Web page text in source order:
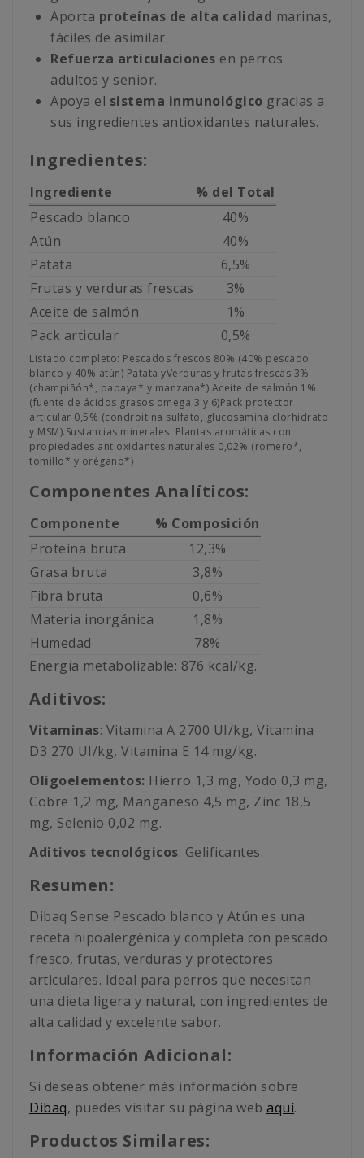
Aporta proteínas de alta calidad marinas,
fáciles de asimilar.
Refuerza articulaciones en perros
adultos y senior.
Apoya el sistema inmunológico gracias a
sus ingredientes antioxidantes naturales.
Ingredientes:
Ingrediente
% del Total
Pescado blanco
40%
Atún
40%
Patata
6,5%
Frutas y verduras frescas
3%
Aceite de salmón
1%
Pack articular
0,5%
Listado completo: Pescados frescos 80% (40% pescado
blanco y 40% atún) Patata yVerduras y frutas frescas 3%
(champiñón*, papaya* y manzana*).Aceite de salmón 1%
(fuente de ácidos grasos omega 3 y 6)Pack protector
articular 0,5% (condroitina sulfato, glucosamina clorhidrato
y MSM).Sustancias minerales. Plantas aromáticas con
propiedades antioxidantes naturales 0,02% (romero*,
tomillo* y orégano*)
Componentes Analíticos:
Componente
% Composición
Proteína bruta
12,3%
Grasa bruta
3,8%
Fibra bruta
0,6%
Materia inorgánica
1,8%
Humedad
78%
Energía metabolizable: 876 kcal/kg.
Aditivos:
Vitaminas: Vitamina A 2700 UI/kg, Vitamina
D3 270 UI/kg, Vitamina E 14 mg/kg.
Oligoelementos: Hierro 1,3 mg, Yodo 0,3 mg,
Cobre 1,2 mg, Manganeso 4,5 mg, Zinc 18,5
mg, Selenio 0,02 mg.
Aditivos tecnológicos: Gelificantes.
Resumen:
Dibaq Sense Pescado blanco y Atún es una
receta hipoalergénica y completa con pescado
fresco, frutas, verduras y protectores
articulares. Ideal para perros que necesitan
una dieta ligera y natural, con ingredientes de
alta calidad y excelente sabor.
Información Adicional:
Si deseas obtener más información sobre
Dibaq, puedes visitar su página web aquí.
Productos Similares: